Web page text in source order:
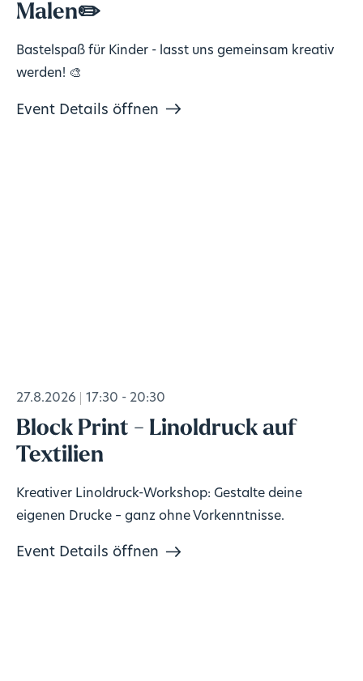
Malen✏️
Bastelspaß für Kinder - lasst uns gemeinsam kreativ
werden! 🎨
Event Details öffnen
27.8.2026 17:30 - 20:30
Block Print - Linoldruck auf
Textilien
Kreativer Linoldruck-Workshop: Gestalte deine
eigenen Drucke – ganz ohne Vorkenntnisse.
Event Details öffnen